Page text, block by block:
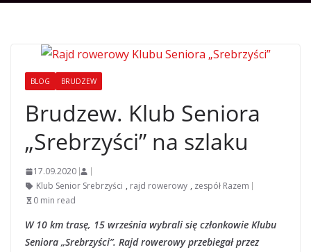
BLOG BRUDZEW
Brudzew. Klub Seniora
„Srebrzyści” na szlaku
17.09.2020
Klub Senior Srebrzyści , rajd rowerowy , zespół Razem
0 min read
W 10 km trasę, 15 września wybrali się członkowie Klubu
Seniora „Srebrzyści”. Rajd rowerowy przebiegał przez